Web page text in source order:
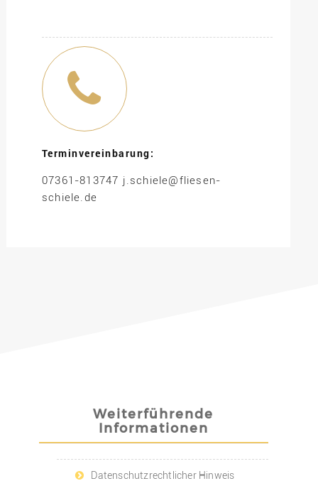
Terminvereinbarung:
07361-813747 j.schiele@fliesen-
schiele.de
Weiterführende
Informationen
Datenschutzrechtlicher Hinweis